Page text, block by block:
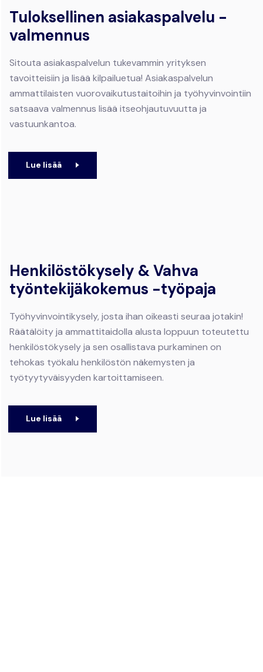
Tuloksellinen asiakaspalvelu -
valmennus
Sitouta asiakaspalvelun tukevammin yrityksen
tavoitteisiin ja lisää kilpailuetua! Asiakaspalvelun
ammattilaisten vuorovaikutustaitoihin ja työhyvinvointiin
satsaava valmennus lisää itseohjautuvuutta ja
vastuunkantoa.
Lue lisää
Henkilöstökysely & Vahva
työntekijäkokemus -työpaja
Työhyvinvointikysely, josta ihan oikeasti seuraa jotakin!
Räätälöity ja ammattitaidolla alusta loppuun toteutettu
henkilöstökysely ja sen osallistava purkaminen on
tehokas työkalu henkilöstön näkemysten ja
työtyytyväisyyden kartoittamiseen.
Lue lisää